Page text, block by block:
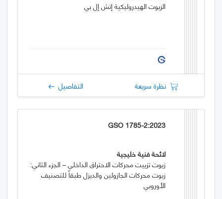
الزيوت الهيدروليكية إتش إل بي
نظرة سريعة التفاصيل
GSO 1785-2:2023
لائحة فنية خليجية
زيوت تزييت محركات الاحتراق الداخلي – الجزء الثاني:
زيوت محركات الجازولين والديزل طبقاً للتصنيف
الأوروبي